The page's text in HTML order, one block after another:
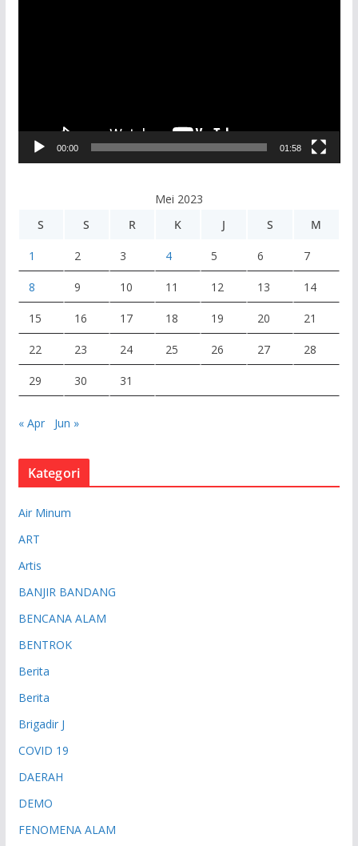
V
00:00 01:58
Mei 2023
S
S R K J S M
1 2 3 4 5 6 7
8 9 10 11 12 13 14
15 16 17 18 19 20 21
22 23 24 25 26 27 28
29 30 31
« Apr Jun »
Kategori
Air Minum
ART
Artis
BANJIR BANDANG
BENCANA ALAM
BENTROK
Berita
Berita
Brigadir J
COVID 19
DAERAH
DEMO
FENOMENA ALAM